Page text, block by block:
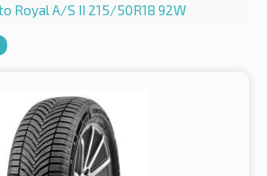
Royal A/S II 215/50R18 92W